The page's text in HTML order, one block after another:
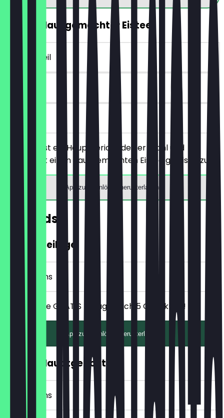
GRATIS Hausgemachter Eistee
~€ 6 Vorteil
vor Ort
Du bestellst ein Hauptgericht deiner Wahl und
bekommst einen hausgemachten Eistee gratis dazu.
App zum Einlösen herunterladen
Rewards
GRATIS Beilage
5 Check-ins
Erhalte eine GRATIS Beilage nach 5 Check-ins!
App zum Einlösen herunterladen
GRATIS Hauptgericht
9 Check-ins